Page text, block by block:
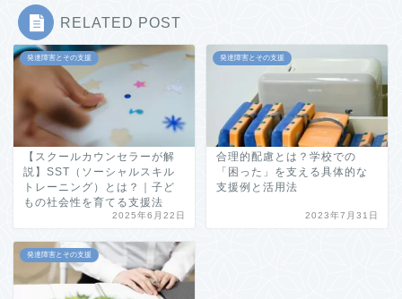
RELATED POST
発達障害とその支援
【スクールカウンセラーが解
説】SST（ソーシャルスキル
トレーニング）とは？｜子ど
もの社会性を育てる支援法
2025年6月22日
発達障害とその支援
合理的配慮とは？学校での
「困った」を支える具体的な
支援例と活用法
2023年7月31日
発達障害とその支援